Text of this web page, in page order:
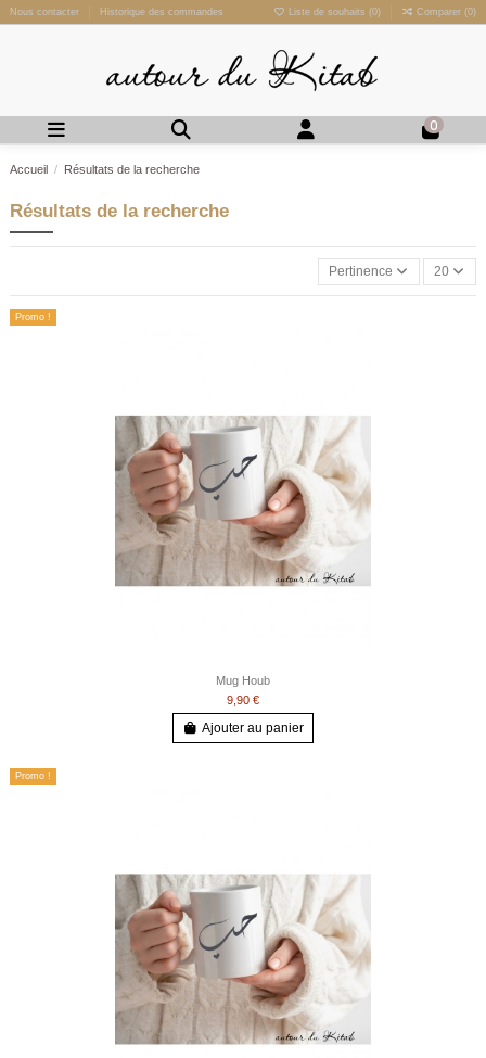
Nous contacter Historique des commandes Liste de souhaits (0) Comparer (0)
0
Accueil Résultats de la recherche
Résultats de la recherche
Pertinence 20
Promo !
Mug Houb
9,90 €
Ajouter au panier
Promo !